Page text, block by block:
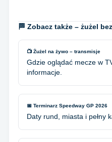
🏁 Zobacz także – żużel
📺 Żużel na żywo – transmisje
Gdzie oglądać mecze w
informacje.
📅 Terminarz Speedway GP 2026
Daty rund, miasta i pełny